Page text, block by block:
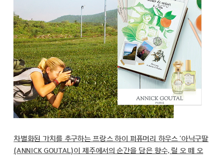
차별화된 가치를 추구하는 프랑스 하이 퍼퓨머리 하우스 ‘아닉구딸
(ANNICK GOUTAL)이 제주에서의 순간을 담은 향수, 릴 오 떼 오